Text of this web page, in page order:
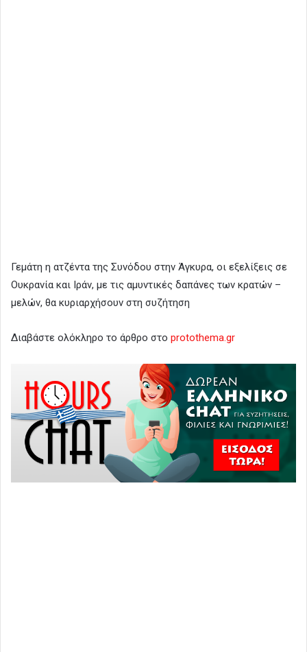
Γεμάτη η ατζέντα της Συνόδου στην Άγκυρα, οι εξελίξεις σε
Ουκρανία και Ιράν, με τις αμυντικές δαπάνες των κρατών –
μελών, θα κυριαρχήσουν στη συζήτηση
Διαβάστε ολόκληρο το άρθρο στο protothema.gr